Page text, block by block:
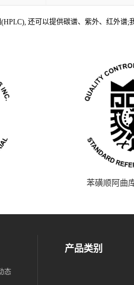
还可以提供碳谱、紫外、红外谱;
苯磺顺阿曲
态
产品类别